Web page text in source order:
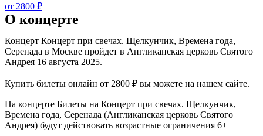
от 2800 ₽
О концерте
Концерт Концерт при свечах. Щелкунчик, Времена года,
Серенада в Москве пройдет в Англиканская церковь Святого
Андрея 16 августа 2025.
Купить билеты онлайн от 2800 ₽ вы можете на нашем сайте.
На концерте Билеты на Концерт при свечах. Щелкунчик,
Времена года, Серенада (Англиканская церковь Святого
Андрея) будут действовать возрастные ограничения 6+